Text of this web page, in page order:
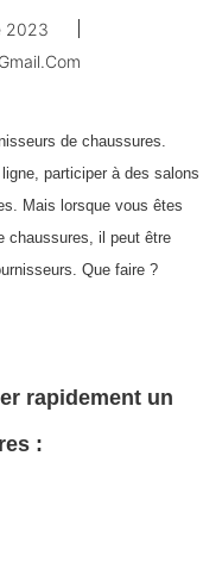
2023
de chaussures.
participer à des salons
Mais lorsque vous êtes
chaussures, il peut être
Que faire ?
rapidement un
: